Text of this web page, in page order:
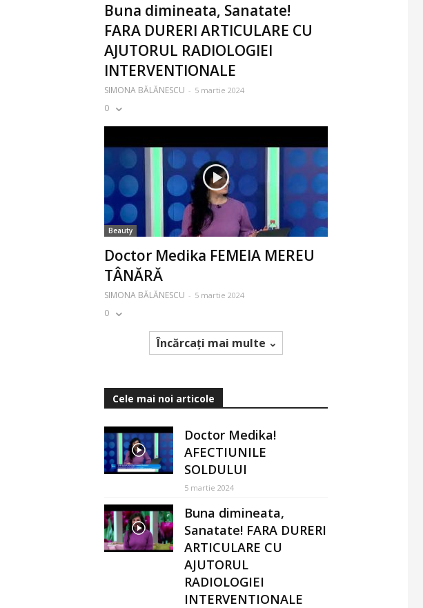
Buna dimineata, Sanatate!
FARA DURERI ARTICULARE CU
AJUTORUL RADIOLOGIEI
INTERVENTIONALE
SIMONA BĂLĂNESCU - 5 martie 2024
0
Beauty
Doctor Medika FEMEIA MEREU
TÂNĂRĂ
SIMONA BĂLĂNESCU - 5 martie 2024
0
Încărcați mai multe
Cele mai noi articole
Doctor Medika!
AFECTIUNILE
SOLDULUI
5 martie 2024
Buna dimineata,
Sanatate! FARA DURERI
ARTICULARE CU
AJUTORUL
RADIOLOGIEI
INTERVENTIONALE